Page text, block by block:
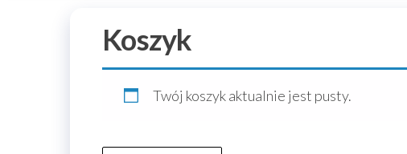
Koszyk
Twój koszyk aktualnie jest pusty.